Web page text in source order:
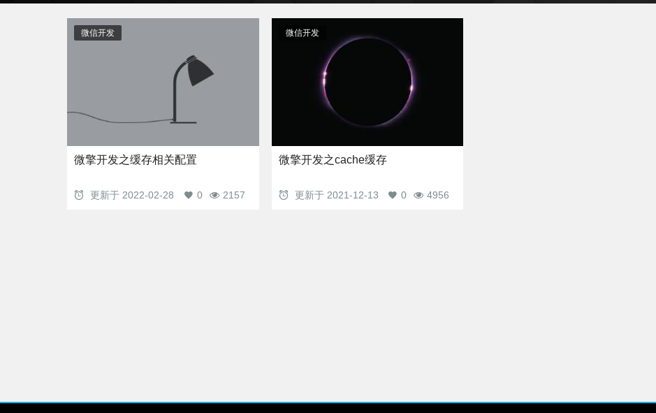
微信开发
微擎开发之缓存相关配置
更新于 2022-02-28 2157
0
微信开发
微擎开发之cache缓存
更新于 2021-12-13 4956
0